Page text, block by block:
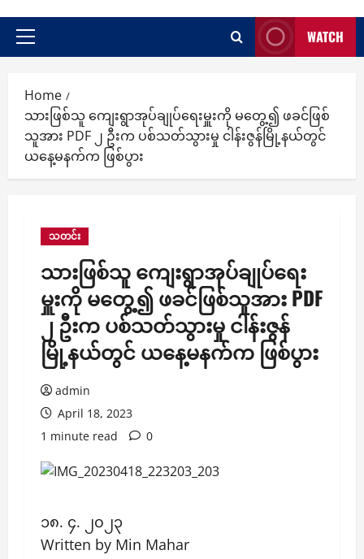
Primary
WATCH
Home
သားဖြစ်သူ ကျေးရွာအုပ်ချုပ်ရေးမှူးကို မတွေ့၍ ဖခင်ဖြစ်
သူအား PDF ၂ ဦးက ပစ်သတ်သွားမှု ငါန်းဇွန်မြို့နယ်တွင်
ယနေ့မနက်က ဖြစ်ပွား
သတင်း
သားဖြစ်သူ ကျေးရွာအုပ်ချုပ်ရေး
မှူးကို မတွေ့၍ ဖခင်ဖြစ်သူအား PDF
၂ ဦးက ပစ်သတ်သွားမှု ငါန်းဇွန်
မြို့နယ်တွင် ယနေ့မနက်က ဖြစ်ပွား
admin
April 18, 2023
1 minute read
0
၁၈. ၄. ၂၀၂၃
Written by Min Mahar